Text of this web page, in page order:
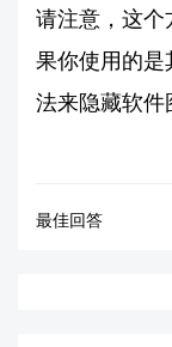
请注意，这
果你使用的是
法来隐藏软件
最佳回答